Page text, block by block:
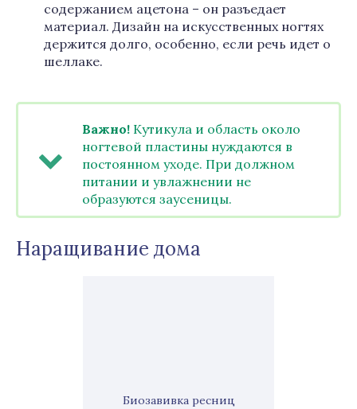
содержанием ацетона – он разъедает
материал. Дизайн на искусственных ногтях
держится долго, особенно, если речь идет о
шеллаке.
Важно! Кутикула и область около
ногтевой пластины нуждаются в
постоянном уходе. При должном
питании и увлажнении не
образуются заусеницы.
Наращивание дома
Биозавивка ресниц